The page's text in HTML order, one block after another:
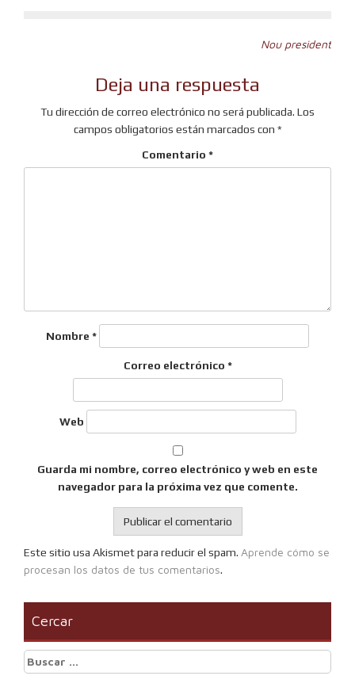
entradas
Nou president
Deja una respuesta
Tu dirección de correo electrónico no será publicada. Los
campos obligatorios están marcados con *
Comentario *
Nombre *
Correo electrónico *
Web
Guarda mi nombre, correo electrónico y web en este
navegador para la próxima vez que comente.
Este sitio usa Akismet para reducir el spam. Aprende cómo se
procesan los datos de tus comentarios.
Cercar
Buscar: